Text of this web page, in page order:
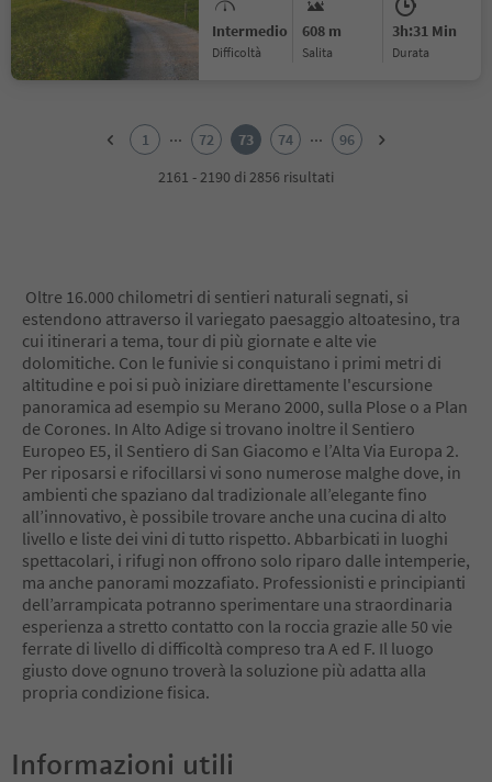
Intermedio
Difficoltà
608 m
Salita
3h:31 Min
durata
10
11
12
13
14
15
16
17
18
19
20
21
22
23
24
25
26
27
28
31
1 ... 72 73 74 ...
96
2161 - 2190 di 2856 risultati
Oltre 16.000 chilometri di sentieri naturali segnati, si
estendono attraverso il variegato paesaggio altoatesino, tra
cui itinerari a tema, tour di più giornate e alte vie
dolomitiche. Con le funivie si conquistano i primi metri di
altitudine e poi si può iniziare direttamente l'escursione
panoramica ad esempio su Merano 2000, sulla Plose o a Plan
de Corones. In Alto Adige si trovano inoltre il Sentiero
Europeo E5, il Sentiero di San Giacomo e l’Alta Via Europa 2.
Per riposarsi e rifocillarsi vi sono numerose malghe dove, in
ambienti che spaziano dal tradizionale all’elegante fino
all’innovativo, è possibile trovare anche una cucina di alto
livello e liste dei vini di tutto rispetto. Abbarbicati in luoghi
spettacolari, i rifugi non offrono solo riparo dalle intemperie,
ma anche panorami mozzafiato. Professionisti e principianti
dell’arrampicata potranno sperimentare una straordinaria
esperienza a stretto contatto con la roccia grazie alle 50 vie
ferrate di livello di difficoltà compreso tra A ed F. Il luogo
giusto dove ognuno troverà la soluzione più adatta alla
propria condizione fisica.
Informazioni utili